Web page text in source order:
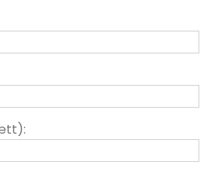
BÍLAR
Reykjavík